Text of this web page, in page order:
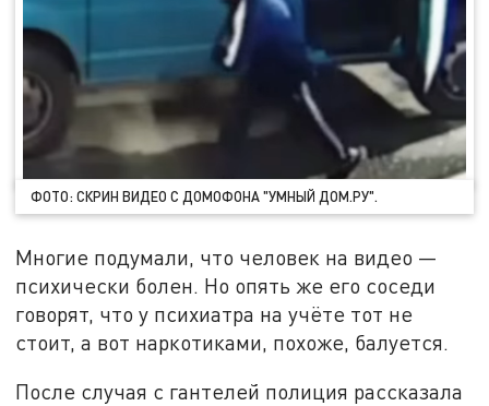
ФОТО: СКРИН ВИДЕО С ДОМОФОНА "УМНЫЙ ДОМ.РУ".
Многие подумали, что человек на видео —
психически болен. Но опять же его соседи
говорят, что у психиатра на учёте тот не
стоит, а вот наркотиками, похоже, балуется.
После случая с гантелей полиция рассказала